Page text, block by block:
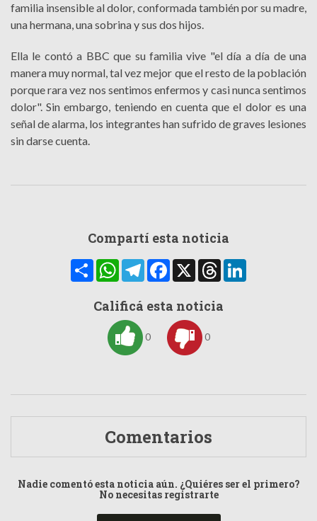
familia insensible al dolor, conformada también por su madre,
una hermana, una sobrina y sus dos hijos.
Ella le contó a BBC que su familia vive "el día a día de una
manera muy normal, tal vez mejor que el resto de la población
porque rara vez nos sentimos enfermos y casi nunca sentimos
dolor". Sin embargo, teniendo en cuenta que el dolor es una
señal de alarma, los integrantes han sufrido de graves lesiones
sin darse cuenta.
Compartí esta noticia
CompartirWhatsAppTelegramFacebook
X Threads
Calificá esta noticia
0 0
Comentarios
Nadie comentó esta noticia aún. ¿Quiéres ser el primero?
No necesitas registrarte